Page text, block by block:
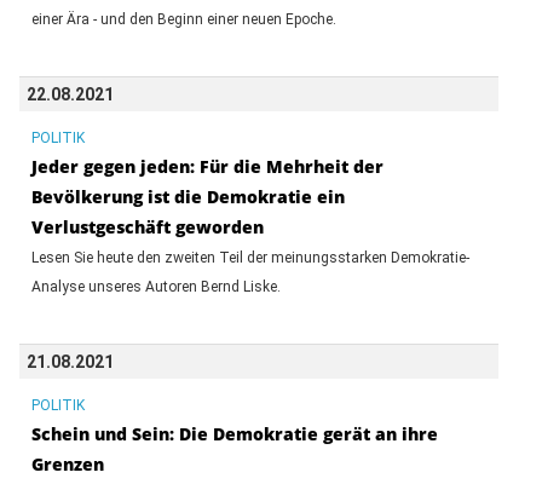
einer Ära - und den Beginn einer neuen Epoche.
22.08.2021
POLITIK
Jeder gegen jeden: Für die Mehrheit der
Bevölkerung ist die Demokratie ein
Verlustgeschäft geworden
Lesen Sie heute den zweiten Teil der meinungsstarken Demokratie-
Analyse unseres Autoren Bernd Liske.
21.08.2021
POLITIK
Schein und Sein: Die Demokratie gerät an ihre
Grenzen